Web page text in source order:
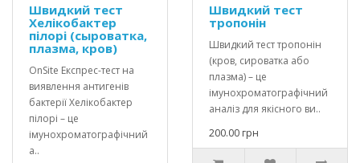
Швидкий тест
Хелікобактер
пілорі (сыроватка,
плазма, кров)
OnSite Експрес-тест на
виявлення антигенів
бактерії Хелікобактер
пілорі – це
імунохроматографічний
а..
Швидкий тест
тропонін
Швидкий тест тропонін
(кров, сироватка або
плазма) – це
імунохроматографічний
аналіз для якісного ви..
200.00 грн